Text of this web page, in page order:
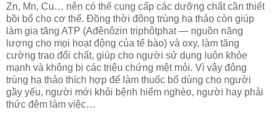
Zn, Mn, Cu… nên có thể cung cấp các dưỡng chất cần thiết
bồi bổ cho cơ thể. Đồng thời đông trùng hạ thảo còn giúp
làm gia tăng ATP (Ađênôzin triphôtphat — nguồn năng
lượng cho mọi hoạt động của tế bào) và oxy, làm tăng
cường trao đổi chất, giúp cho người sử dụng luôn khỏe
mạnh và không bị các triệu chứng mệt mỏi. Vì vậy đông
trùng hạ thảo thích hợp để làm thuốc bổ dùng cho người
gầy yếu, người mới khỏi bệnh hiểm nghèo, người hay phải
thức đêm làm việc…